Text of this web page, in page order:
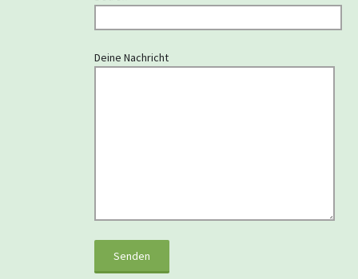
Deine Nachricht